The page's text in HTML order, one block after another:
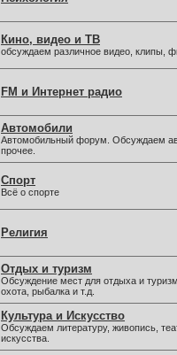
Кино, видео и ТВ
обсуждаем различное видео, клипы,
FM и Интернет радио
Автомобили
Автомобильный форум. Обсуждаем
прочее.
Спорт
Всё о спорте
Религия
Отдых и туризм
Обсуждение мест для отдыха и
охота, рыбалка и т.д.
Культура и Искусство
Обсуждаем литературу, живопись,
искусства.